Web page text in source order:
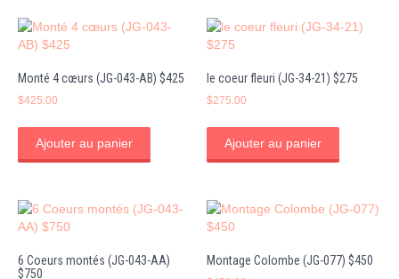
Monté 4 cœurs (JG-043-AB) $425
$425.00
Ajouter au panier
le coeur fleuri (JG-34-21) $275
$275.00
Ajouter au panier
6 Coeurs montés (JG-043-AA)
$750
Montage Colombe (JG-077) $450